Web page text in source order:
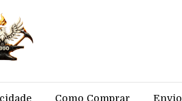
Como Comprar Envio